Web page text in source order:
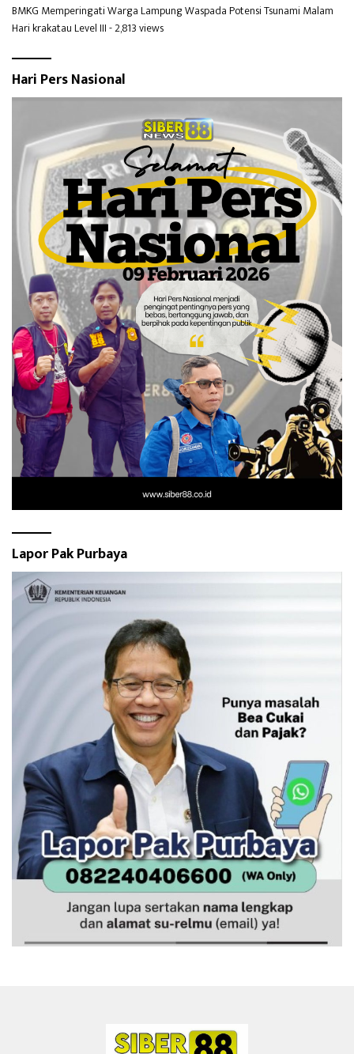
BMKG Memperingati Warga Lampung Waspada Potensi Tsunami Malam
Hari krakatau Level III- 2,813 views
Hari Pers Nasional
Lapor Pak Purbaya